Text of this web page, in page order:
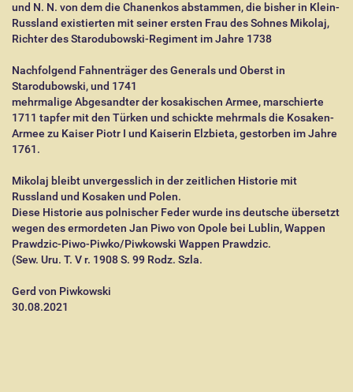
und N. N. von dem die Chanenkos abstammen, die bisher in Klein-
Russland existierten mit seiner ersten Frau des Sohnes Mikolaj,
Richter des Starodubowski-Regiment im Jahre 1738
Nachfolgend Fahnenträger des Generals und Oberst in
Starodubowski, und 1741
mehrmalige Abgesandter der kosakischen Armee, marschierte
1711 tapfer mit den Türken und schickte mehrmals die Kosaken-
Armee zu Kaiser Piotr I und Kaiserin Elzbieta, gestorben im Jahre
1761.
Mikolaj bleibt unvergesslich in der zeitlichen Historie mit
Russland und Kosaken und Polen.
Diese Historie aus polnischer Feder wurde ins deutsche übersetzt
wegen des ermordeten Jan Piwo von Opole bei Lublin, Wappen
Prawdzic-Piwo-Piwko/Piwkowski Wappen Prawdzic.
(Sew. Uru. T. V r. 1908 S. 99 Rodz. Szla.
Gerd von Piwkowski
30.08.2021